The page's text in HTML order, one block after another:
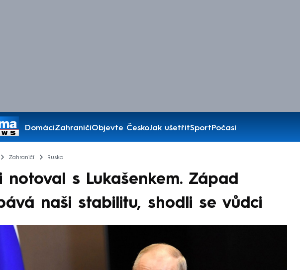
DomácíZahraničíObjevte ČeskoJak ušetřitSportPočasí
Pořady
Zahraničí Rusko
notoval s Lukašenkem. Západ
naši stabilitu, shodli se vůdci